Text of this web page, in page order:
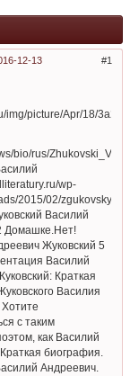
1
12-13
Василий
Домашке.Нет!
Жуковский 5
Василий
Краткая
Василия
с таким
как Василий
биография.
Андреевич.